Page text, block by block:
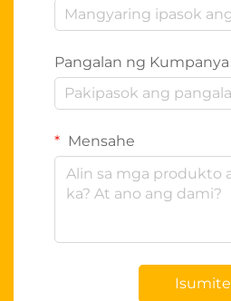
Pangalan ng Kumpanya
Mensahe
Isumite